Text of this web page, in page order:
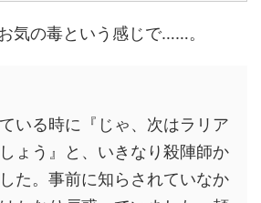
気の毒という感じで……。
いる時に『じゃ、次はラリア
ょう』と、いきなり殺陣師か
た。事前に知らされていなか